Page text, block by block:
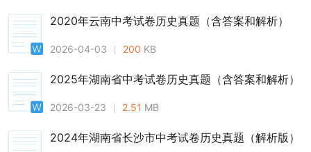
2020年云南中考试卷历史真题（含答案和解析）
2026-04-03 200 KB
2025年湖南省中考试卷历史真题（含答案和解析）
2026-03-23 2.51 MB
2024年湖南省长沙市中考试卷历史真题（解析版）